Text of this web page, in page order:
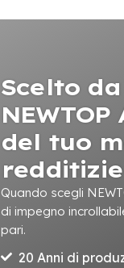
Scelto
del tuo
redditizie
Quando scegli
di impegno
pari.
20 Anni di